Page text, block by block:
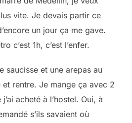
vite. Je devais partir ce
un jour ça me gave.
c’est 1h, c’est l’enfer.
saucisse et une arepas au
rentre. Je mange ça avec 2
acheté à l’hostel. Oui, à
s’ils savaient où